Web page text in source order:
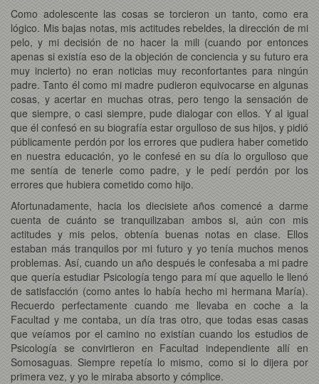
Como adolescente las cosas se torcieron un tanto, como era
lógico. Mis bajas notas, mis actitudes rebeldes, la dirección de mi
pelo, y mi decisión de no hacer la mili (cuando por entonces
apenas si existía eso de la objeción de conciencia y su futuro era
muy incierto) no eran noticias muy reconfortantes para ningún
padre. Tanto él como mi madre pudieron equivocarse en algunas
cosas, y acertar en muchas otras, pero tengo la sensación de
que siempre, o casi siempre, pude dialogar con ellos. Y al igual
que él confesó en su biografía estar orgulloso de sus hijos, y pidió
públicamente perdón por los errores que pudiera haber cometido
en nuestra educación, yo le confesé en su día lo orgulloso que
me sentía de tenerle como padre, y le pedí perdón por los
errores que hubiera cometido como hijo.
Afortunadamente, hacia los diecisiete años comencé a darme
cuenta de cuánto se tranquilizaban ambos si, aún con mis
actitudes y mis pelos, obtenía buenas notas en clase. Ellos
estaban más tranquilos por mi futuro y yo tenía muchos menos
problemas. Así, cuando un año después le confesaba a mi padre
que quería estudiar Psicología tengo para mí que aquello le llenó
de satisfacción (como antes lo había hecho mi hermana María).
Recuerdo perfectamente cuando me llevaba en coche a la
Facultad y me contaba, un día tras otro, que todas esas casas
que veíamos por el camino no existían cuando los estudios de
Psicología se convirtieron en Facultad independiente allí en
Somosaguas. Siempre repetía lo mismo, como si lo dijera por
primera vez, y yo le miraba absorto y cómplice.